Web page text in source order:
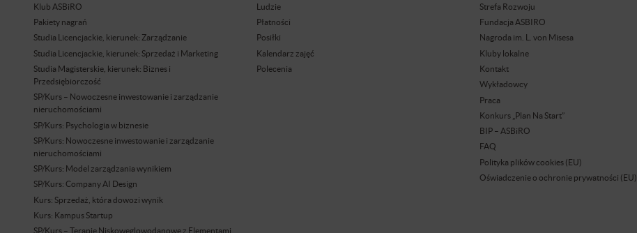
Klub ASBiRO
Pakiety nagrań
Studia Licencjackie, kierunek: Zarządzanie
Studia Licencjackie, kierunek: Sprzedaż i Marketing
Studia Magisterskie, kierunek: Biznes i
Przedsiębiorczość
SP/Kurs – Nowoczesne inwestowanie i zarządzanie
nieruchomościami
SP/Kurs: Psychologia w biznesie
SP/Kurs: Nowoczesne inwestowanie i zarządzanie
nieruchomościami
SP/Kurs: Model zarządzania wynikiem
SP/Kurs: Company AI Design
Kurs: Sprzedaż, która dowozi wynik
Kurs: Kampus Startup
SP/Kurs – Terapie Niskoweglowodanowe z Elementami
Ludzie
Płatności
Posiłki
Kalendarz zajęć
Polecenia
Strefa Rozwoju
Fundacja ASBIRO
Nagroda im. L. von Misesa
Kluby lokalne
Kontakt
Wykładowcy
Praca
Konkurs „Plan Na Start”
BIP – ASBiRO
FAQ
Polityka plików cookies (EU)
Oświadczenie o ochronie prywatności (EU)